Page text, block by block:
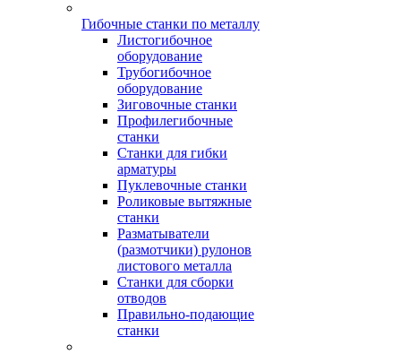
Гибочные станки по металлу
Листогибочное
оборудование
Трубогибочное
оборудование
Зиговочные станки
Профилегибочные
станки
Станки для гибки
арматуры
Пуклевочные станки
Роликовые вытяжные
станки
Разматыватели
(размотчики) рулонов
листового металла
Станки для сборки
отводов
Правильно-подающие
станки